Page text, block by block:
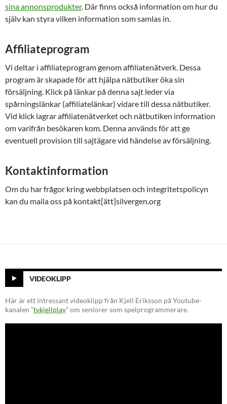
sina annonsprodukter. Där finns också information om hur du
själv kan styra vilken information som samlas in.
Affiliateprogram
Vi deltar i affiliateprogram genom affiliatenätverk. Dessa
program är skapade för att hjälpa nätbutiker öka sin
försäljning. Klick på länkar på denna sajt leder via
spårningslänkar (affiliatelänkar) vidare till dessa nätbutiker.
Vid klick lagrar affiliatenätverket och nätbutiken information
om varifrån besökaren kom. Denna används för att ge
eventuell provision till sajtägare vid händelse av försäljning.
Kontaktinformation
Om du har frågor kring webbplatsen och integritetspolicyn
kan du maila oss på kontakt[ätt]silvergen.org
VIDEOKLIPP
Här är ett intressant videoklipp från Kjell Eriksson på Youtube-
kanalen ”tvkjellplay” om seniorer som spelprogrammerare.